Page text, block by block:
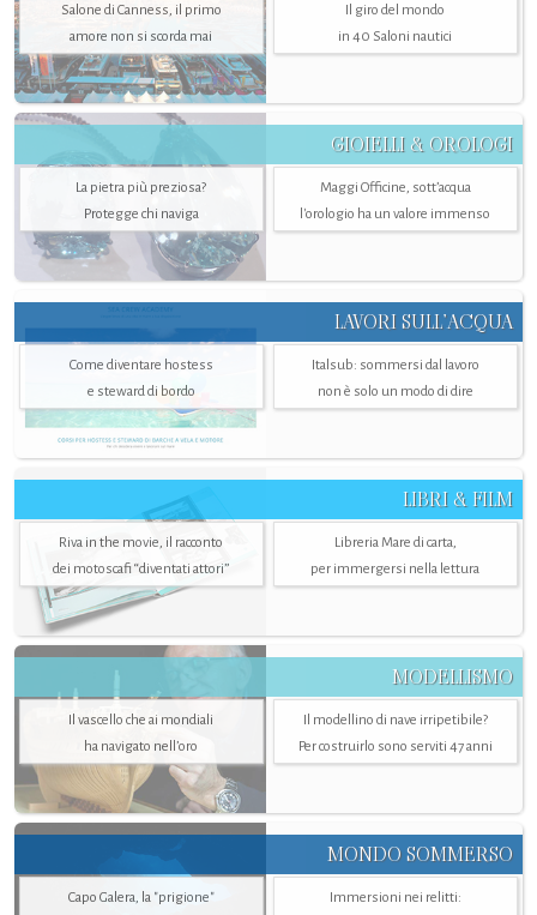
Salone di Canness, il primo
amore non si scorda mai
Il giro del mondo
in 40 Saloni nautici
GIOIELLI & OROLOGI
La pietra più preziosa?
Protegge chi naviga
Maggi Officine, sott’acqua
l'orologio ha un valore immenso
LAVORI SULL’ACQUA
Come diventare hostess
e steward di bordo
Italsub: sommersi dal lavoro
non è solo un modo di dire
LIBRI & FILM
Riva in the movie, il racconto
dei motoscafi “diventati attori”
Libreria Mare di carta,
per immergersi nella lettura
MODELLISMO
Il vascello che ai mondiali
ha navigato nell’oro
Il modellino di nave irripetibile?
Per costruirlo sono serviti 47 anni
MONDO SOMMERSO
Capo Galera, la "prigione"
Immersioni nei relitti: